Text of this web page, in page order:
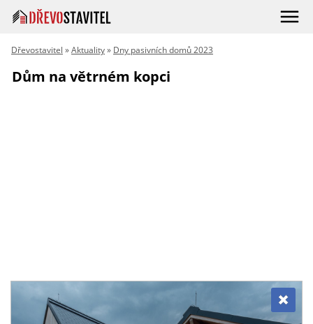
Dřevostavitel »Aktuality» Dny pasivních domů 2023
Dům na větrném kopci